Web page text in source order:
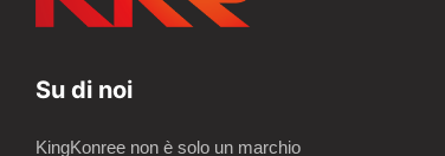
Su di noi
KingKonree non è solo un marchio